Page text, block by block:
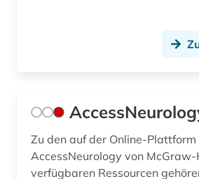
coronarchiv (1)
covid-19 (7)
Zu den auf der Online-Plattform
AccessNeurology von
verfügbaren Ressourcen